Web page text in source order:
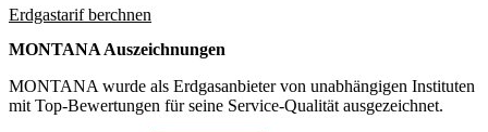
Erdgastarif berchnen
MONTANA Auszeichnungen
MONTANA wurde als Erdgasanbieter von unabhängigen Instituten
mit Top-Bewertungen für seine Service-Qualität ausgezeichnet.